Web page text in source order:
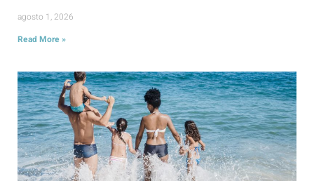
agosto 1, 2026
Read More »